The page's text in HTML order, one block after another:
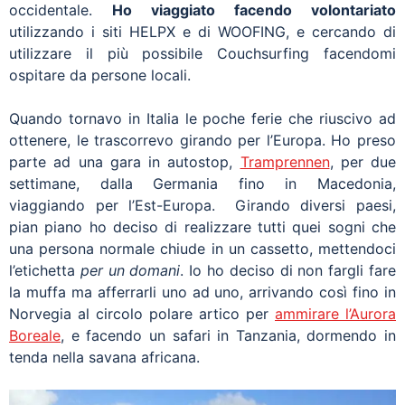
occidentale. Ho viaggiato facendo volontariato
utilizzando i siti HELPX e di WOOFING, e cercando di
utilizzare il più possibile Couchsurfing facendomi
ospitare da persone locali.
Quando tornavo in Italia le poche ferie che riuscivo ad
ottenere, le trascorrevo girando per l’Europa. Ho preso
parte ad una gara in autostop, Tramprennen, per due
settimane, dalla Germania fino in Macedonia,
viaggiando per l’Est-Europa. Girando diversi paesi,
pian piano ho deciso di realizzare tutti quei sogni che
una persona normale chiude in un cassetto, mettendoci
l’etichetta per un domani. Io ho deciso di non fargli fare
la muffa ma afferrarli uno ad uno, arrivando così fino in
Norvegia al circolo polare artico per ammirare l’Aurora
Boreale, e facendo un safari in Tanzania, dormendo in
tenda nella savana africana.